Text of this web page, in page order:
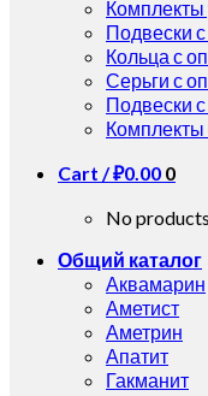
Подвески
Кольца с
Серьги с
Подвески
Cart /₽0.00 0
No
Общий каталог
Аквамарин
Аметист
Аметрин
Апатит
Гакманит